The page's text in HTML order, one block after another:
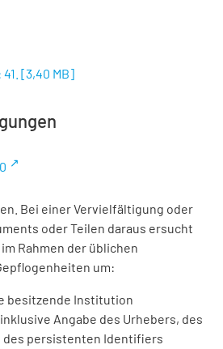
[3,40 MB]
Bei einer Vervielfältigung oder
oder Teilen daraus ersucht
im Rahmen der üblichen
um:
besitzende Institution
Angabe des Urhebers, des
des persistenten Identifiers